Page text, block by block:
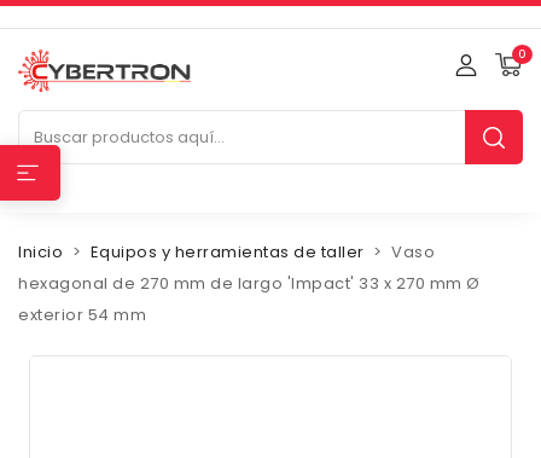
0
Inicio Equipos y herramientas de taller
Vaso
hexagonal de 270 mm de largo 'Impact' 33 x 270 mm Ø
exterior 54 mm